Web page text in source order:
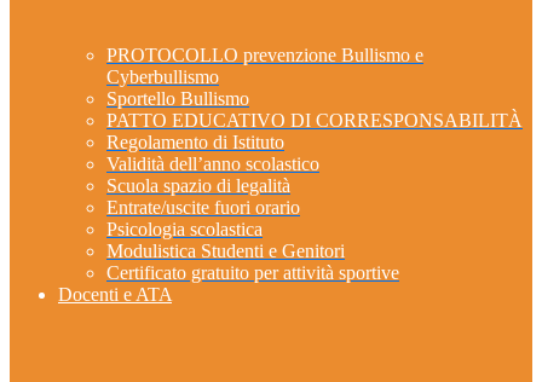
PROTOCOLLO prevenzione Bullismo e
Cyberbullismo
Sportello Bullismo
PATTO EDUCATIVO DI CORRESPONSABILITÀ
Regolamento di Istituto
Validità dell’anno scolastico
Scuola spazio di legalità
Entrate/uscite fuori orario
Psicologia scolastica
Modulistica Studenti e Genitori
Certificato gratuito per attività sportive
Docenti e ATA